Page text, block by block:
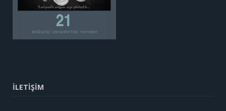
İLETİŞİM